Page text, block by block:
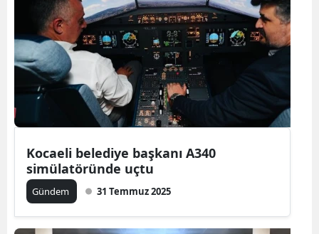
Kocaeli belediye başkanı A340
simülatöründe uçtu
Gündem 31 Temmuz 2025